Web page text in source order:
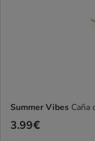
Summer Vibes Caña
Precio
3.99€